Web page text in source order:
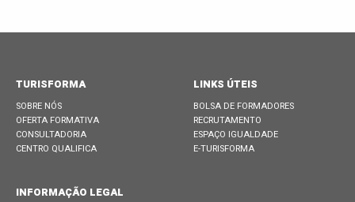
TURISFORMA
SOBRE NÓS
OFERTA FORMATIVA
CONSULTADORIA
CENTRO QUALIFICA
LINKS ÚTEIS
BOLSA DE FORMADORES
RECRUTAMENTO
ESPAÇO IGUALDADE
E-TURISFORMA
INFORMAÇÃO LEGAL